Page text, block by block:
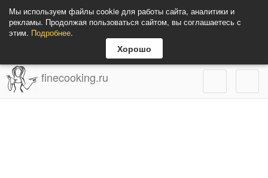
Мы используем файлы cookie для работы сайта, аналитики и
рекламы. Продолжая пользоваться сайтом, вы соглашаетесь с
этим. Подробнее.
Хорошо
finecooking.ru